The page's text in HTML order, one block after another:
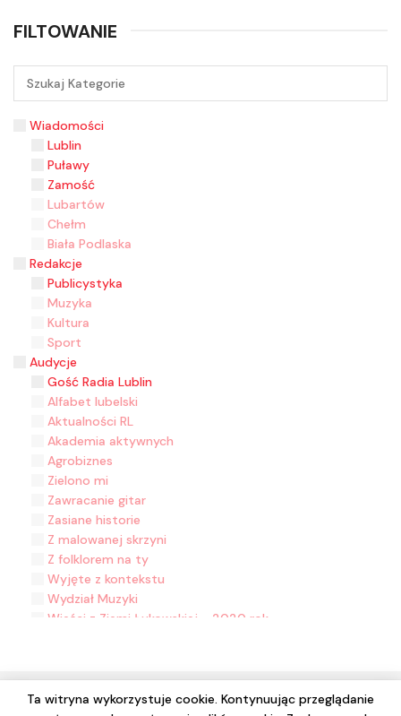
FILTOWANIE
Wiadomości
Lublin
Puławy
Zamość
Lubartów
Chełm
Biała Podlaska
Redakcje
Publicystyka
Muzyka
Kultura
Sport
Audycje
Gość Radia Lublin
Alfabet lubelski
Aktualności RL
Akademia aktywnych
Agrobiznes
Zielono mi
Zawracanie gitar
Zasiane historie
Z malowanej skrzyni
Z folklorem na ty
Wyjęte z kontekstu
Wydział Muzyki
Wieści z Ziemi Łukowskiej - 2020 rok
W drewniakach
W co się bawić?
Ta witryna wykorzystuje cookie. Kontynuując przeglądanie